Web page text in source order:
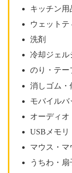
キッチン用
ウェットテ
洗剤
冷却ジェル
のり・テー
消しゴム・
モバイルバ
オーディオ
USBメモリ
マウス・マ
うちわ・扇